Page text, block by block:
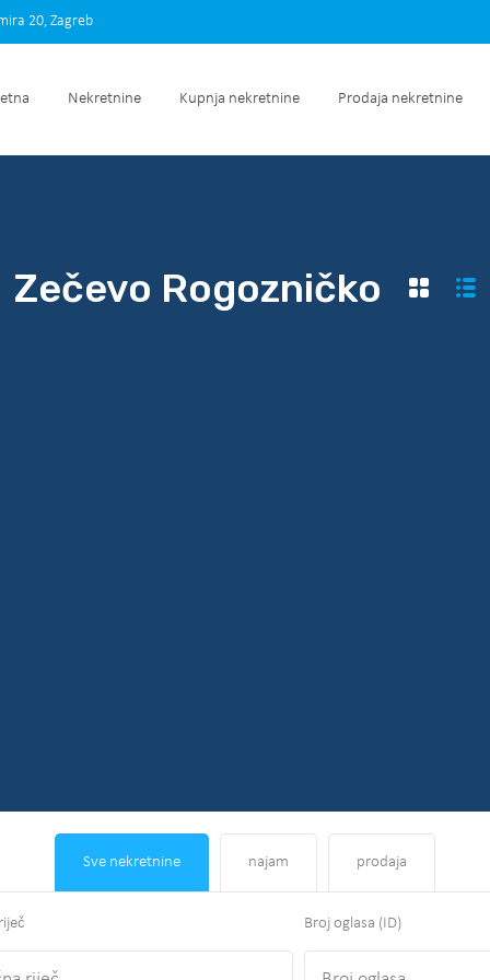
Početna Nekretnine Kupnja nekretnine Prodaja
20, Zagreb
Nekretnine Kupnja nekretnine Prodaja nekretnine
Zečevo Rogozničko
Sve nekretnine najam prodaja
Broj oglasa (ID)